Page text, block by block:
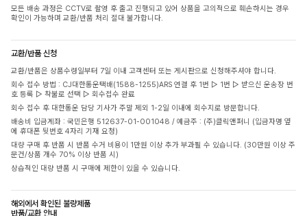
모든 배송 과정은 CCTV로 촬영 후 출고 진행되고 있어 상품을 고의적으로 훼손하시는 경우
확인이 가능하며 교환/반품 처리 절대 불가합니다.
교환/반품 신청
교환/반품은 상품수령일부터 7일 이내 고객센터 또는 게시판으로 신청해주셔야 합니다.
회수 접수 방법 : CJ대한통운택배(1588-1255)ARS 연결 후 1번 ▷ 1번 ▷ 받으신 운송장 번
호 등록 ▷ 착불로 선택 ▷ 회수접수 완료
회수 접수 후 대한통운 담당 기사가 주말 제외 1-2일 이내에 회수지로 방문합니다.
배송비 입금계좌 : 국민은행 512637-01-001048 / 예금주 : (주)클릭앤퍼니 (입금자명 옆
에 휴대폰 뒷번호 4자리 기재 요청)
대량 구매 후 반품 시 반품 수거 비용이 1만원 이상 추가 부과될 수 있습니다. (30만원 이상 주
문건/상품 개수 70% 이상 반품 시)
상습적인 대량 반품 시 구매에 제한이 있을 수 있습니다.
해외에서 확인된 불량제품
반품/교환 안내